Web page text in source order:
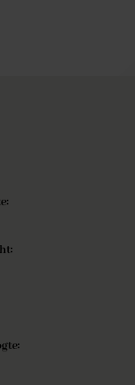
wit, mat RVS,
is